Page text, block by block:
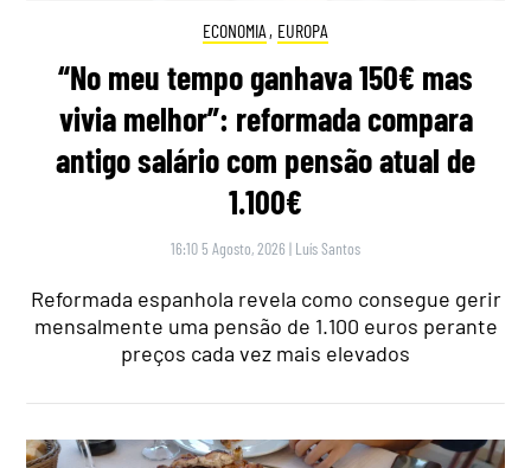
ECONOMIA , EUROPA
“No meu tempo ganhava 150€ mas
vivia melhor”: reformada compara
antigo salário com pensão atual de
1.100€
16:10 5 Agosto, 2026 | Luís Santos
Reformada espanhola revela como consegue gerir
mensalmente uma pensão de 1.100 euros perante
preços cada vez mais elevados